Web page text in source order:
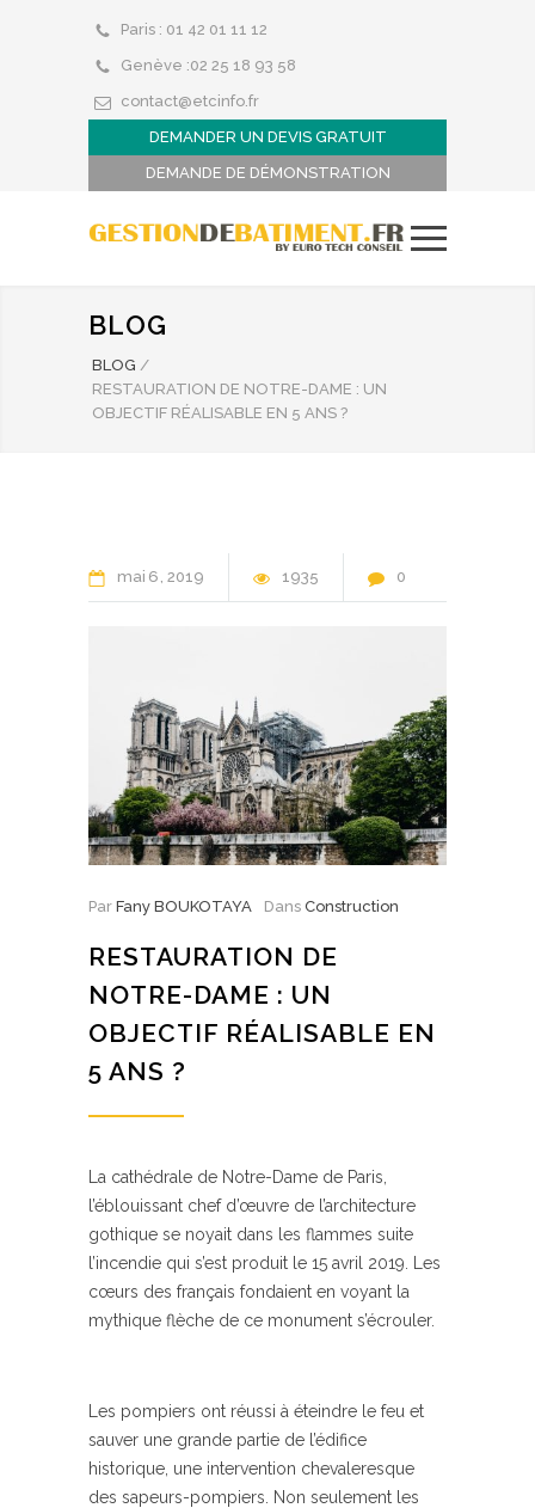
Paris : 01 42 01 11 12
Genève :02 25 18 93 58
contact@etcinfo.fr
DEMANDER UN DEVIS GRATUIT
DEMANDE DE DÉMONSTRATION
BLOG
BLOG /
RESTAURATION DE NOTRE-DAME : UN
OBJECTIF RÉALISABLE EN 5 ANS ?
mai 6 2019 1935 0
Par Fany BOUKOTAYA Dans Construction
RESTAURATION DE
NOTRE-DAME : UN
OBJECTIF RÉALISABLE EN
5 ANS ?
La cathédrale de Notre-Dame de Paris,
l’éblouissant chef d’œuvre de l’architecture
gothique se noyait dans les flammes suite
l’incendie qui s’est produit le 15 avril 2019. Les
cœurs des français fondaient en voyant la
mythique flèche de ce monument s’écrouler.
Les pompiers ont réussi à éteindre le feu et
sauver une grande partie de l’édifice
historique, une intervention chevaleresque
des sapeurs-pompiers. Non seulement les